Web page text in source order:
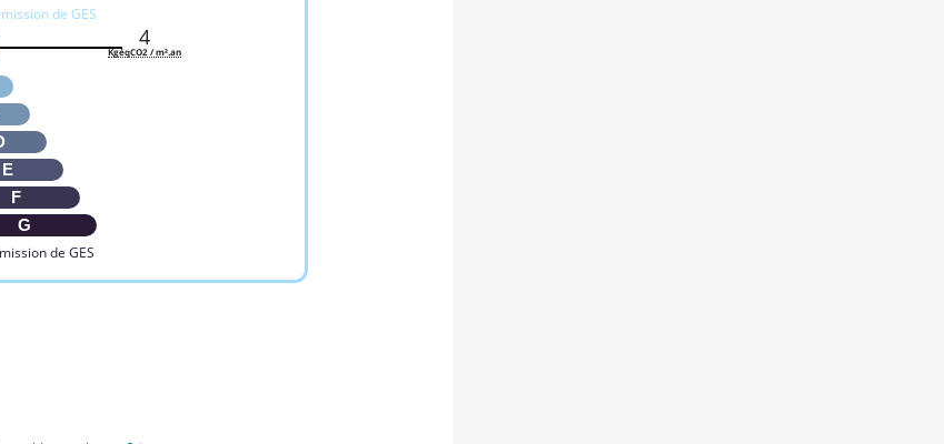
de GES
E
F
G
de GES
4
KgéqCO2 / m².an